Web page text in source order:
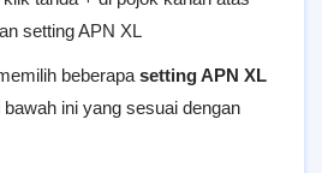
setting APN XL
beberapa setting APN XL
bawah ini yang sesuai dengan